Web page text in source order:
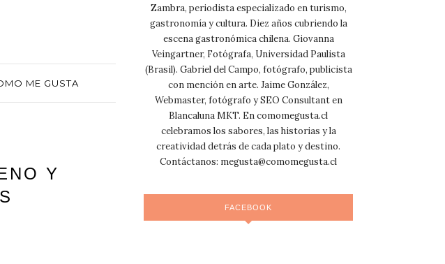
ME GUSTA
Y
Zambra, periodista especializado en turismo,
gastronomía y cultura. Diez años cubriendo la
escena gastronómica chilena. Giovanna
Veingartner, Fotógrafa, Universidad Paulista
(Brasil). Gabriel del Campo, fotógrafo, publicista
con mención en arte. Jaime González,
Webmaster, fotógrafo y SEO Consultant en
Blancaluna MKT. En comomegusta.cl
celebramos los sabores, las historias y la
creatividad detrás de cada plato y destino.
Contáctanos: megusta@comomegusta.cl
FACEBOOK